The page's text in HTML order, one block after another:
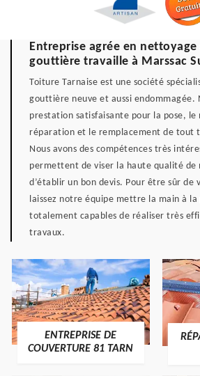
Entreprise agrée en
gouttière travaille à Marssac
Toiture Tarnaise est une société
gouttière neuve et aussi endommagée.
prestation satisfaisante pour la pose, le
réparation et le remplacement de tout
Nous avons des compétences très
permettent de viser la haute qualité de
d’établir un bon devis. Pour être sûr de
laissez notre équipe mettre la main à la
totalement capables de réaliser très
travaux.
ENTREPRISE DE
COUVERTURE 81 TARN